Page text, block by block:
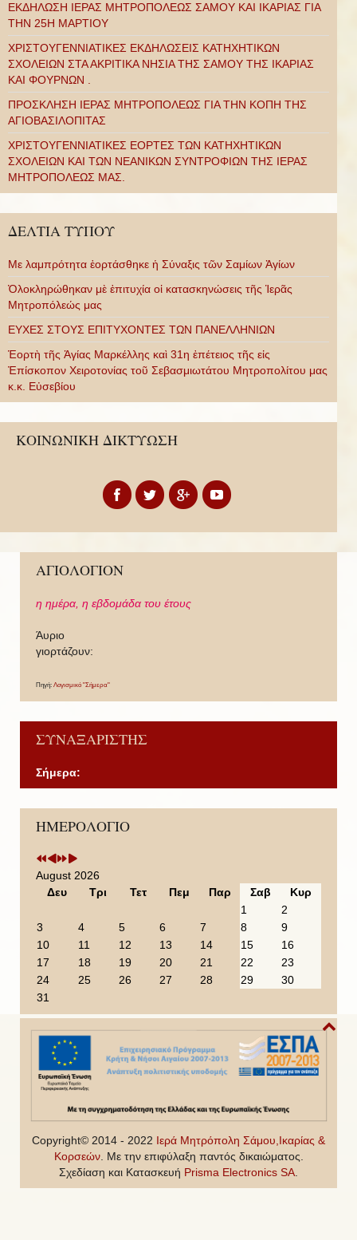
ΕΚΔΗΛΩΣΗ ΙΕΡΑΣ ΜΗΤΡΟΠΟΛΕΩΣ ΣΑΜΟΥ ΚΑΙ ΙΚΑΡΙΑΣ ΓΙΑ
ΤΗΝ 25Η ΜΑΡΤΙΟΥ
ΧΡΙΣΤΟΥΓΕΝΝΙΑΤΙΚΕΣ ΕΚΔΗΛΩΣΕΙΣ ΚΑΤΗΧΗΤΙΚΩΝ
ΣΧΟΛΕΙΩΝ ΣΤΑ ΑΚΡΙΤΙΚΑ ΝΗΣΙΑ ΤΗΣ ΣΑΜΟΥ ΤΗΣ ΙΚΑΡΙΑΣ
ΚΑΙ ΦΟΥΡΝΩΝ .
ΠΡΟΣΚΛΗΣΗ ΙΕΡΑΣ ΜΗΤΡΟΠΟΛΕΩΣ ΓΙΑ ΤΗΝ ΚΟΠΗ ΤΗΣ
ΑΓΙΟΒΑΣΙΛΟΠΙΤΑΣ
ΧΡΙΣΤΟΥΓΕΝΝΙΑΤΙΚΕΣ ΕΟΡΤΕΣ ΤΩΝ ΚΑΤΗΧΗΤΙΚΩΝ
ΣΧΟΛΕΙΩΝ ΚΑΙ ΤΩΝ ΝΕΑΝΙΚΩΝ ΣΥΝΤΡΟΦΙΩΝ ΤΗΣ ΙΕΡΑΣ
ΜΗΤΡΟΠΟΛΕΩΣ ΜΑΣ.
ΔΕΛΤΙΑ ΤΥΠΟΥ
Με λαμπρότητα ἑορτάσθηκε ἡ Σύναξις τῶν Σαμίων Ἁγίων
Ὁλοκληρώθηκαν μὲ ἐπιτυχία οἱ κατασκηνώσεις τῆς Ἱερᾶς
Μητροπόλεώς μας
ΕΥΧΕΣ ΣΤΟΥΣ ΕΠΙΤΥΧΟΝΤΕΣ ΤΩΝ ΠΑΝΕΛΛΗΝΙΩΝ
Ἑορτὴ τῆς Ἁγίας Μαρκέλλης καὶ 31η ἐπέτειος τῆς εἰς
Ἐπίσκοπον Χειροτονίας τοῦ Σεβασμιωτάτου Μητροπολίτου μας
κ.κ. Εὐσεβίου
ΚΟΙΝΩΝΙΚΗ ΔΙΚΤΥΩΣΗ
ΑΓΙΟΛΟΓΙΟΝ
η ημέρα, η εβδομάδα του έτους
Άυριο
γιορτάζουν:
Πηγή: Λογισμικό "Σήμερα"
ΣΥΝΑΞΑΡΙΣΤΗΣ
Σήμερα:
ΗΜΕΡΟΛΟΓΙΟ
P
r
v
i
e
a
r
P
r
v
i
o
o
t
h
N
e
t
Y
e
N
e
t
M
August 2026
Δευ
Τρι Τετ Πεμ Παρ Σαβ
Κυρ
1
2
3
4 5 6 7 8
9
10
11 12 13 14 15
16
17
18 19 20 21 22
23
24
25 26 27 28 29
30
31
Copyright© 2014 - 2022 Ιερά Μητρόπολη Σάμου,Ικαρίας &
Κορσεών. Με την επιφύλαξη παντός δικαιώματος.
Σχεδίαση και Κατασκευή Prisma Electronics SA.